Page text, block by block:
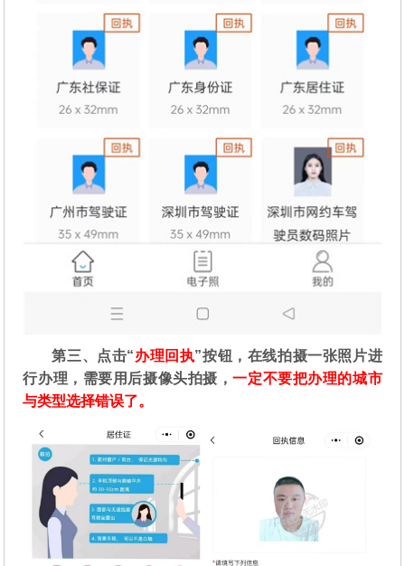
第三、点击“办理回执”按钮，在线拍摄一张照片进
行办理，需要用后摄像头拍摄，一定不要把办理的城市
与类型选择错误了。